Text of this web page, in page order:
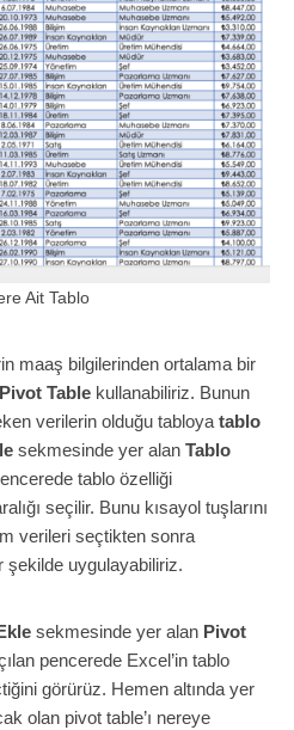
Ait Tablo
maaş bilgilerinden ortalama bir
Pivot Table kullanabiliriz. Bunun
verilerin olduğu tabloya tablo
sekmesinde yer alan Tablo
tablo özelliği
seçilir. Bunu kısayol tuşlarını
verileri seçtikten sonra
şekilde uygulayabiliriz.
sekmesinde yer alan Pivot
pencerede Excel’in tablo
görürüz. Hemen altında yer
olan pivot table’ı nereye